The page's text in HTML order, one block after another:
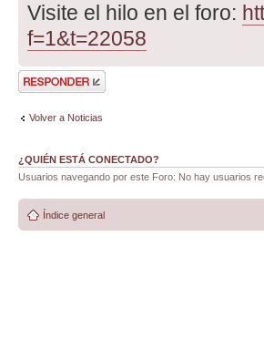
Visite el hilo en el foro:
f=1&t=22058
Publicar una
respuesta
Volver a Noticias
¿QUIÉN ESTÁ CONECTADO?
Usuarios navegando por este Foro: No hay usuarios
Índice general